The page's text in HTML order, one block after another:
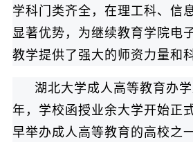
学科门类齐全，在理工科、信
显著优势，为继续教育学院电
教学提供了强大的师资力量和
湖北大学成人高等教育办
年，学校函授业余大学开始正
早举办成人高等教育的高校之